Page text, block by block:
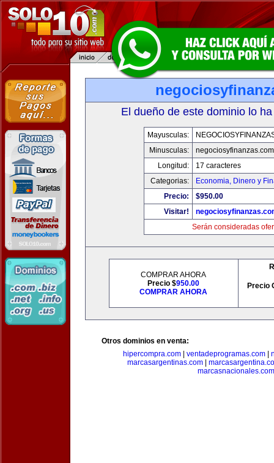
El dueño de este dominio lo
Mayusculas:
Minusculas:
negociosyfinanzas.com
Longitud:
17 caracteres
Categorias:
Economia, Dinero y
Precio:
$950.00
Visitar!
Serán consideradas
COMPRAR AHORA
Precio $950.00
COMPRAR AHORA
Precio
Otros dominios en venta:
hipercompra.com
ventadeprogramas.com
marcasargentinas.com
marcasnacionales.com